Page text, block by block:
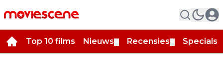
Top 10 films Nieuws Recensies Specials